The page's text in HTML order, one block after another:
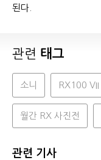
된다.
관련 태그
소니 RX100 VII
월간 RX 사진전
관련 기사